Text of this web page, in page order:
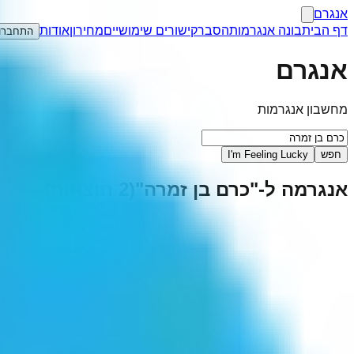
אנגרם
דף הביתבונה אנגרמותהסברקישורים שימושייםמחירוןאודות
אנגרם
מחשבון אנגרמות
חפש I'm Feeling Lucky
אנגרמה ל-"כרם בן זמרה"